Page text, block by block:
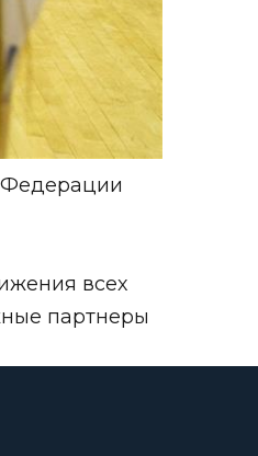
Федерации
всех
партнеры